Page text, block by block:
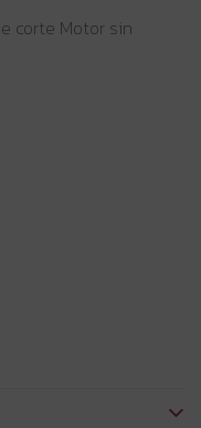
corte Motor sin